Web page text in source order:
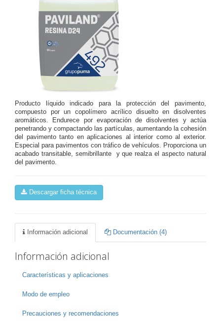
Producto líquido indicado para la protección del pavimento,
compuesto por un copolímero acrílico disuelto en disolventes
aromáticos. Endurece por evaporación de disolventes y actúa
penetrando y compactando las partículas, aumentando la cohesión
del pavimento tanto en aplicaciones al interior como al exterior.
Especial para pavimentos con tráfico de vehículos. Proporciona un
acabado transitable, semibrillante y que realza el aspecto natural
del pavimento.
Descargar ficha técnica
Información adicional Documentación (4)
Información adicional
Características y aplicaciones
Modo de empleo
Precauciones y recomendaciones